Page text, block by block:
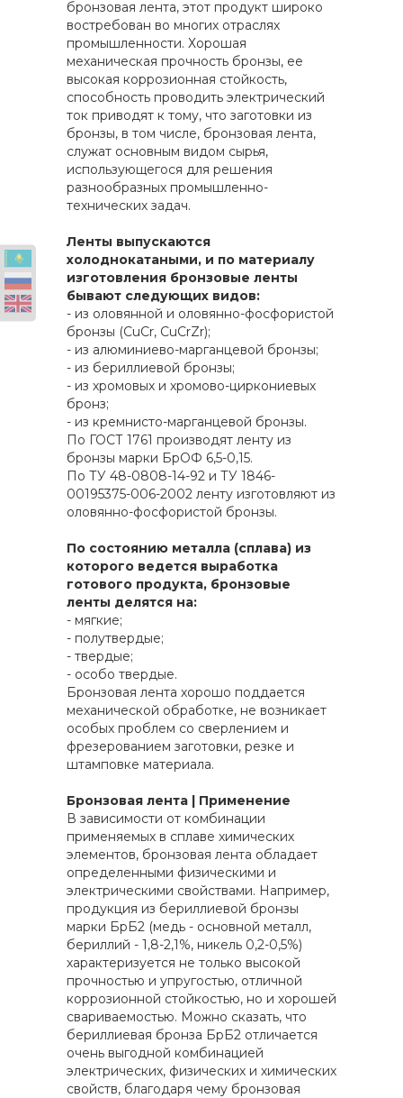
бронзовая лента, этот продукт широко
востребован во многих отраслях
промышленности. Хорошая
механическая прочность бронзы, ее
высокая коррозионная стойкость,
способность проводить электрический
ток приводят к тому, что заготовки из
бронзы, в том числе, бронзовая лента,
служат основным видом сырья,
использующегося для решения
разнообразных промышленно-
технических задач.
Ленты выпускаются
холоднокатаными, и по материалу
изготовления бронзовые ленты
бывают следующих видов:
- из оловянной и оловянно-фосфористой
бронзы (CuCr, СuCrZr);
- из алюминиево-марганцевой бронзы;
- из бериллиевой бронзы;
- из хромовых и хромово-циркониевых
бронз;
- из кремнисто-марганцевой бронзы.
По ГОСТ 1761 производят ленту из
бронзы марки БрОФ 6,5-0,15.
По ТУ 48-0808-14-92 и ТУ 1846-
00195375-006-2002 ленту изготовляют из
оловянно-фосфористой бронзы.
По состоянию металла (сплава) из
которого ведется выработка
готового продукта, бронзовые
ленты делятся на:
- мягкие;
- полутвердые;
- твердые;
- особо твердые.
Бронзовая лента хорошо поддается
механической обработке, не возникает
особых проблем со сверлением и
фрезерованием заготовки, резке и
штамповке материала.
Бронзовая лента | Применение
В зависимости от комбинации
применяемых в сплаве химических
элементов, бронзовая лента обладает
определенными физическими и
электрическими свойствами. Например,
продукция из бериллиевой бронзы
марки БрБ2 (медь - основной металл,
бериллий - 1,8-2,1%, никель 0,2-0,5%)
характеризуется не только высокой
прочностью и упругостью, отличной
коррозионной стойкостью, но и хорошей
свариваемостью. Можно сказать, что
бериллиевая бронза БрБ2 отличается
очень выгодной комбинацией
электрических, физических и химических
свойств, благодаря чему бронзовая